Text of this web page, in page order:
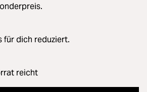
für dich reduziert.
reicht